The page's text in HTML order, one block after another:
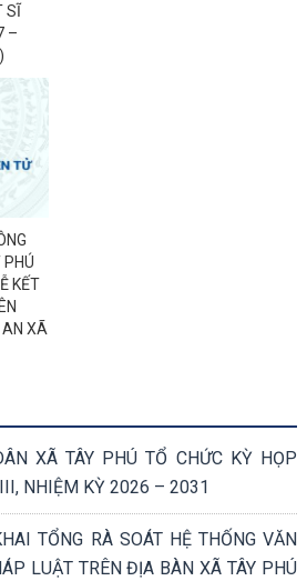
SĨ
–
KẾT
AN XÃ
XÃ TÂY PHÚ TỔ CHỨC KỲ HỌP
LẦN THỨ 3, KHÓA XIII, NHIỆM KỲ 2026 – 2031
TỔNG RÀ SOÁT HỆ THỐNG VĂN
LUẬT TRÊN ĐỊA BÀN XÃ TÂY PHÚ